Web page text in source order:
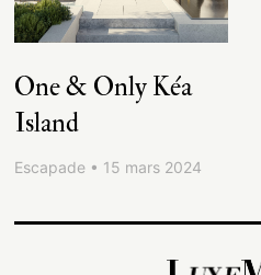
One & Only Kéa
Island
Escapade • 15 mars 2024